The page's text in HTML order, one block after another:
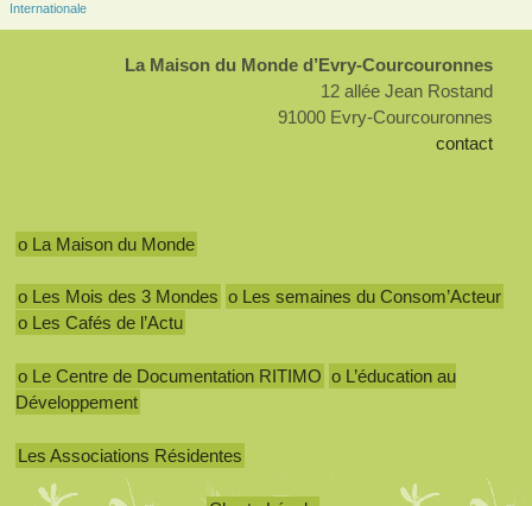
Internationale
La Maison du Monde d’Evry-Courcouronnes
12 allée Jean Rostand
91000 Evry-Courcouronnes
contact
o La Maison du Monde
o Les Mois des 3 Mondes o Les semaines du Consom’Acteur
o Les Cafés de l’Actu
o Le Centre de Documentation RITIMO o L’éducation au
Développement
Les Associations Résidentes